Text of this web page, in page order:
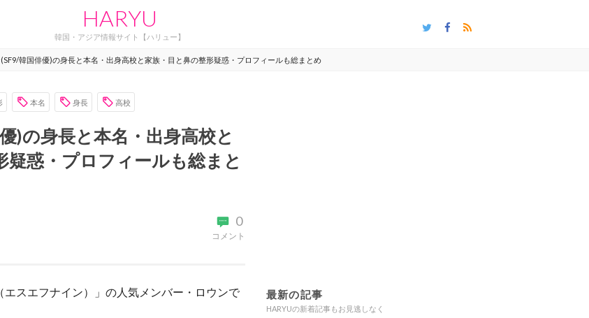
HARYU
韓国・アジア情報サイト【ハリュー】
(SF9/韓国俳優)の身長と本名・出身高校と家族・目と鼻の整形疑惑・プロフィールも総まとめ
本名 身長 高校
)の身長と本名・出身高校と
疑惑・プロフィールも総まと
0
コメント
スエフナイン）」の人気メンバー・ロウンで
最新の記事
HARYUの新着記事もお見逃しなく